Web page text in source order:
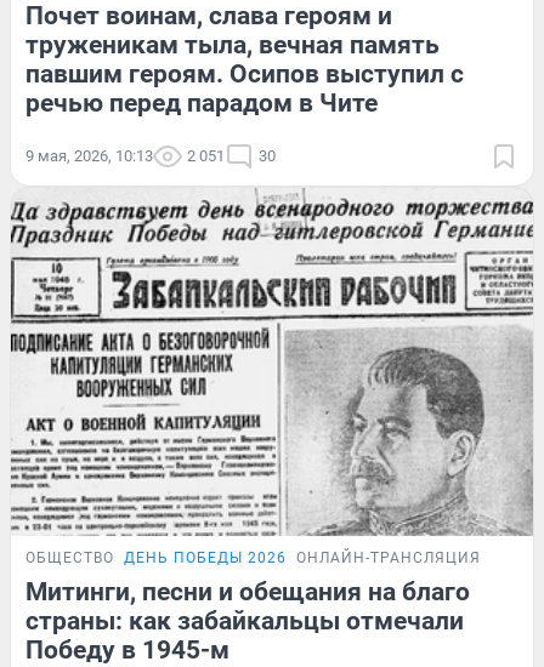
Почет воинам, слава героям и
труженикам тыла, вечная память
павшим героям. Осипов выступил с
речью перед парадом в Чите
9 мая, 2026, 10:13 2 051 30
ОБЩЕСТВО ДЕНЬ ПОБЕДЫ 2026 ОНЛАЙН-ТРАНСЛЯЦИЯ
Митинги, песни и обещания на благо
страны: как забайкальцы отмечали
Победу в 1945-м